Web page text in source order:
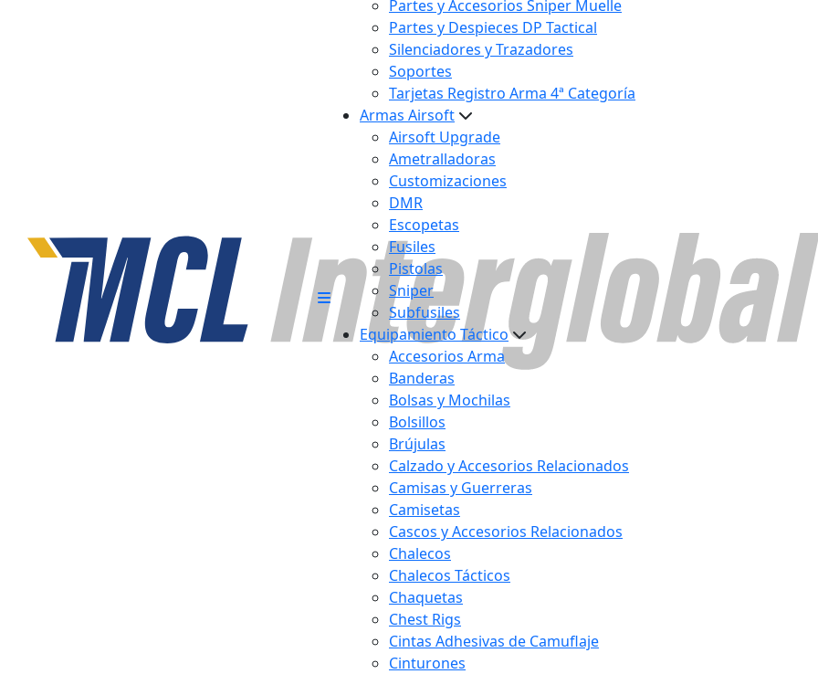
Partes y Accesorios Sniper Muelle
Partes y Despieces DP Tactical
Silenciadores y Trazadores
Soportes
Tarjetas Registro Arma 4ª Categoría
Armas Airsoft
Airsoft Upgrade
Ametralladoras
Customizaciones
DMR
Escopetas
Fusiles
Pistolas
Sniper
Subfusiles
Equipamiento Táctico
Accesorios Arma
Banderas
Bolsas y Mochilas
Bolsillos
Brújulas
Calzado y Accesorios Relacionados
Camisas y Guerreras
Camisetas
Cascos y Accesorios Relacionados
Chalecos
Chalecos Tácticos
Chaquetas
Chest Rigs
Cintas Adhesivas de Camuflaje
Cinturones